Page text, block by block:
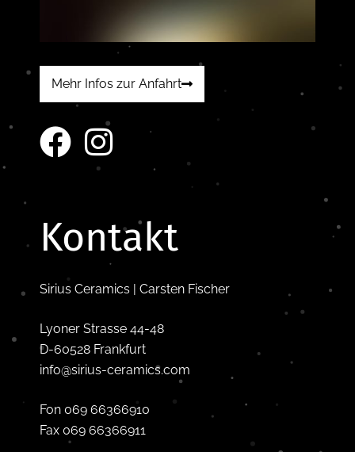
Mehr Infos zur Anfahrt
Kontakt
Sirius Ceramics | Carsten Fischer
Lyoner Strasse 44-48
D-60528 Frankfurt
info@sirius-ceramics.com
Fon 069 66366910
Fax 069 66366911